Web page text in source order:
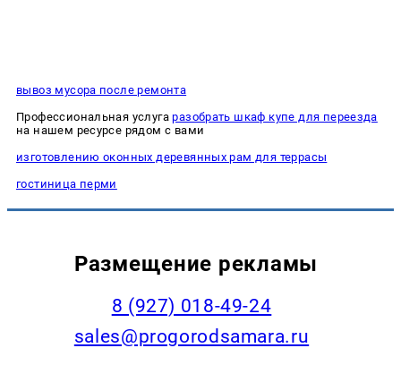
вывоз мусора после ремонта
Профессиональная услугаразобрать шкаф купе для переезда
на нашем ресурсе рядом с вами
изготовлению оконных деревянных рам для террасы
гостиница перми
Размещение рекламы
8 (927) 018-49-24
sales@progorodsamara.ru